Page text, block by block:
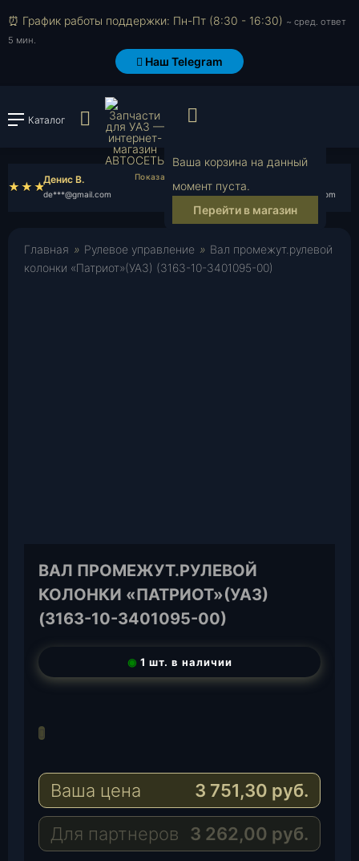
⏰ График работы поддержки: Пн-Пт (8:30 - 16:30) ~ сред. ответ
5 мин.
Наш Telegram
Каталог Войти или
Ваша корзина на данный
момент пуста.
Перейти в магазин
Денис В.
de***@gmail.com na***@gmail.com
Главная » Рулевое управление » Вал промежут.рулевой
колонки «Патриот»(УАЗ) (3163-10-3401095-00)
ВАЛ ПРОМЕЖУТ.РУЛЕВОЙ
КОЛОНКИ «ПАТРИОТ»(УАЗ)
(3163-10-3401095-00)
◉ 1 шт. в наличии
g
a
m
A
p
p
M
i
Ваша цена 3 751,30 руб.
Для партнеров 3 262,00 руб.